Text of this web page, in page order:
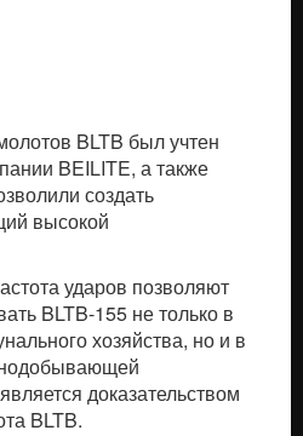
BLTB был учтен
BEILITE, а также
создать
высокой
ударов позволяют
BLTB-155 не только в
хозяйства, но и в
доказательством
BLTB.